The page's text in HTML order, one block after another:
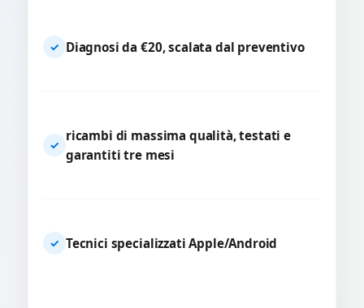
✓ Diagnosi da €20, scalata dal preventivo
✓
ricambi di massima qualità, testati e
garantiti tre mesi
✓ Tecnici specializzati Apple/Android